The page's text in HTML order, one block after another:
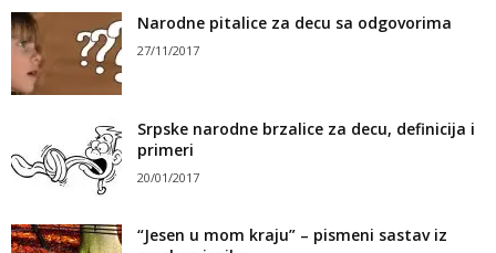
Narodne pitalice za decu sa odgovorima
27/11/2017
Srpske narodne brzalice za decu, definicija i
primeri
20/01/2017
“Jesen u mom kraju” – pismeni sastav iz